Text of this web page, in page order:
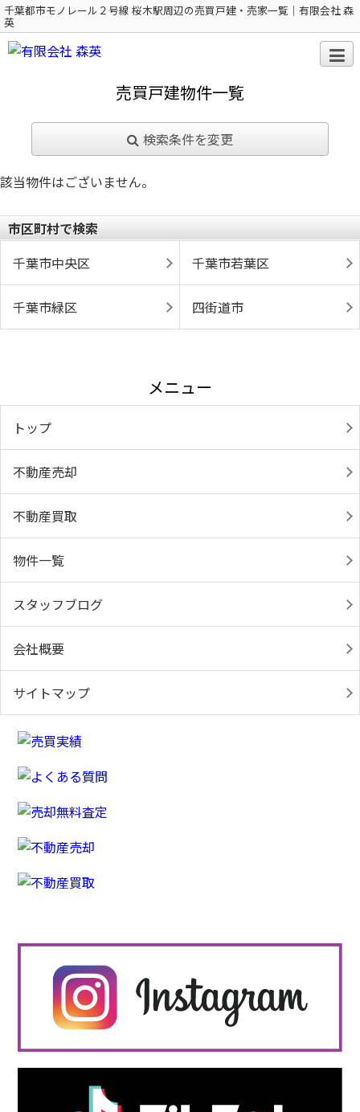
千葉都市モノレール２号線 桜木駅周辺の売買戸建・売家一覧｜有限会社 森
英
売買戸建物件一覧
検索条件を変更
該当物件はございません。
市区町村で検索
千葉市中央区
千葉市若葉区
千葉市緑区 四街道市
メニュー
トップ
不動産売却
不動産買取
物件一覧
スタッフブログ
会社概要
サイトマップ